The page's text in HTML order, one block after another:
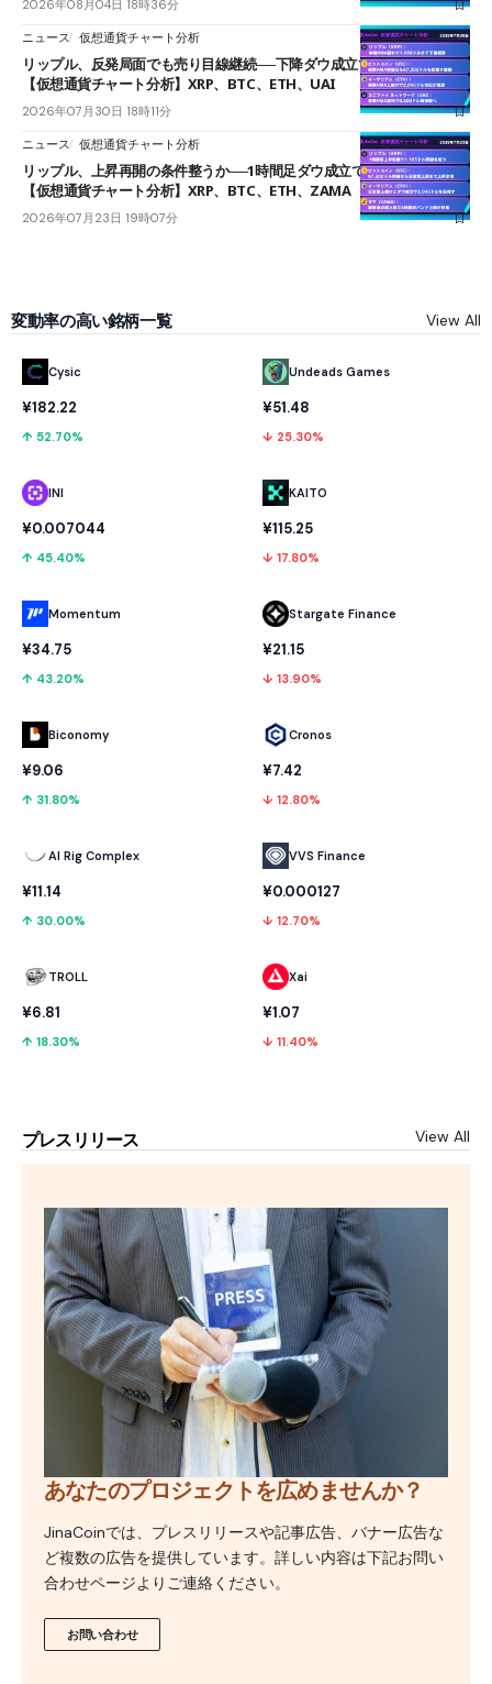
2026年08月04日 18時36分
ニュース 仮想通貨チャート分析
リップル、反発局面でも売り目線継続──下降ダウ成立で下値追う展開
【仮想通貨チャート分析】XRP、BTC、ETH、UAI
2026年07月30日 18時11分
ニュース 仮想通貨チャート分析
リップル、上昇再開の条件整うか──1時間足ダウ成立で1.185ドルを狙う
【仮想通貨チャート分析】XRP、BTC、ETH、ZAMA
2026年07月23日 19時07分
変動率の高い銘柄一覧 View All
Cysic
¥182.22
↑ 52.70%
INI
¥0.007044
↑ 45.40%
Momentum
¥34.75
↑ 43.20%
Biconomy
¥9.06
↑ 31.80%
AI Rig Complex
¥11.14
↑ 30.00%
TROLL
¥6.81
↑ 18.30%
Undeads Games
¥51.48
↓ 25.30%
KAITO
¥115.25
↓ 17.80%
Stargate Finance
¥21.15
↓ 13.90%
Cronos
¥7.42
↓ 12.80%
VVS Finance
¥0.000127
↓ 12.70%
Xai
¥1.07
↓ 11.40%
プレスリリース View All
あなたのプロジェクトを広めませんか？
JinaCoinでは、プレスリリースや記事広告、バナー広告な
ど複数の広告を提供しています。詳しい内容は下記お問い
合わせページよりご連絡ください。
お問い合わせ